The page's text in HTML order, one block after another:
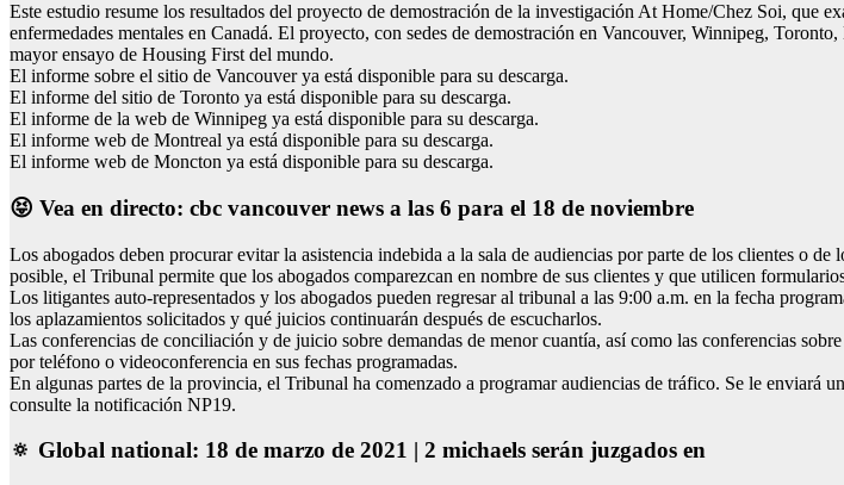
Este estudio resume los resultados del proyecto de demostración de la investigación At Home/Chez Soi, que
enfermedades mentales en Canadá. El proyecto, con sedes de demostración en Vancouver, Winnipeg,
mayor ensayo de Housing First del mundo.
El informe sobre el sitio de Vancouver ya está disponible para su descarga.
El informe del sitio de Toronto ya está disponible para su descarga.
El informe de la web de Winnipeg ya está disponible para su descarga.
El informe web de Montreal ya está disponible para su descarga.
El informe web de Moncton ya está disponible para su descarga.
😝 Vea en directo: cbc vancouver news a las 6 para el 18 de noviembre
Los abogados deben procurar evitar la asistencia indebida a la sala de audiencias por parte de los clientes o
posible, el Tribunal permite que los abogados comparezcan en nombre de sus clientes y que utilicen
Los litigantes auto-representados y los abogados pueden regresar al tribunal a las 9:00 a.m. en la fecha
los aplazamientos solicitados y qué juicios continuarán después de escucharlos.
Las conferencias de conciliación y de juicio sobre demandas de menor cuantía, así como las conferencias
por teléfono o videoconferencia en sus fechas programadas.
En algunas partes de la provincia, el Tribunal ha comenzado a programar audiencias de tráfico. Se le enviará
consulte la notificación NP19.
🔅 Global national: 18 de marzo de 2021 | 2 michaels serán juzgados en